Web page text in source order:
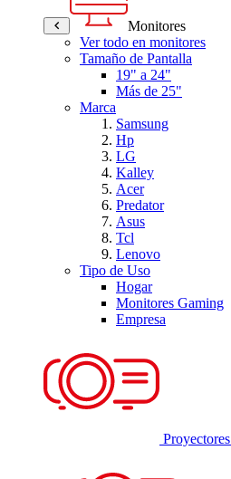
Monitores
Ver todo en monitores
Tamaño de Pantalla
19" a 24"
Más de 25"
Marca
Samsung
Hp
LG
Kalley
Acer
Predator
Asus
Tcl
Lenovo
Tipo de Uso
Hogar
Monitores Gaming
Empresa
Proyectores